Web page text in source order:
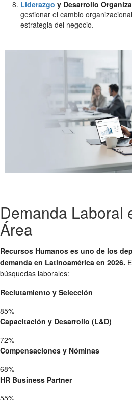
Liderazgo y Desarrollo
gestionar el cambio
estrategia del negocio.
Demanda Laboral
Área
Recursos Humanos es uno de los
demanda en Latinoamérica en 2026.
búsquedas laborales:
Reclutamiento y Selección
85%
Capacitación y Desarrollo (L&D)
72%
Compensaciones y Nóminas
68%
HR Business Partner
55%